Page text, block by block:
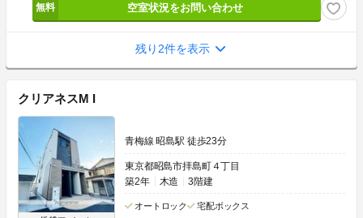
空室状況をお問い合わせ
残り2件を表示
クリアネスM I
青梅線 昭島駅 徒歩23分
東京都昭島市拝島町４丁目
築2年
木造 3階建
オートロック 宅配ボックス